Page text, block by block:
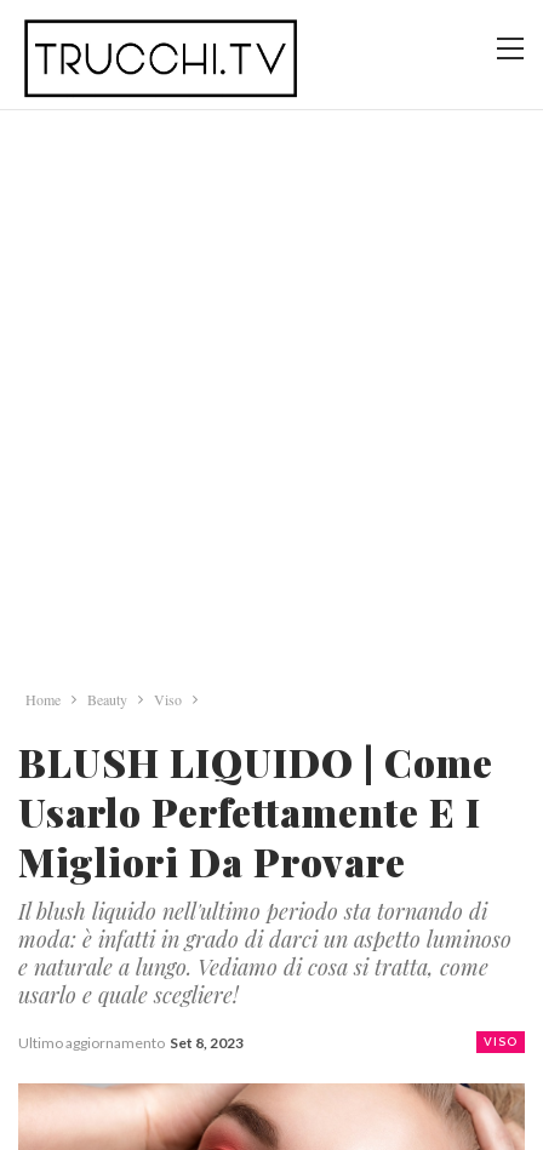
Home Beauty Viso
BLUSH LIQUIDO | Come
Usarlo Perfettamente E I
Migliori Da Provare
Il blush liquido nell'ultimo periodo sta tornando di
moda: è infatti in grado di darci un aspetto luminoso
e naturale a lungo. Vediamo di cosa si tratta, come
usarlo e quale scegliere!
VISO
Ultimo aggiornamento Set 8, 2023